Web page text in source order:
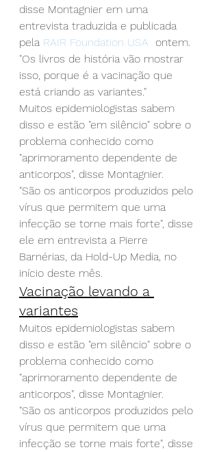
disse Montagnier em uma
entrevista traduzida e publicada
pela RAIR Foundation USA
  ontem.
"Os livros de história vão mostrar
isso, porque é a vacinação que
está criando as variantes."
Muitos epidemiologistas sabem
disso e estão "em silêncio" sobre o
problema conhecido como
"aprimoramento dependente de
anticorpos", disse Montagnier.
"São os anticorpos produzidos pelo
vírus que permitem que uma
infecção se torne mais forte", disse
ele em entrevista a Pierre
Barnérias, da Hold-Up Media, no
início deste mês.
Vacinação levando a
variantes
Muitos epidemiologistas sabem
disso e estão "em silêncio" sobre o
problema conhecido como
"aprimoramento dependente de
anticorpos", disse Montagnier.
"São os anticorpos produzidos pelo
vírus que permitem que uma
infecção se torne mais forte", disse